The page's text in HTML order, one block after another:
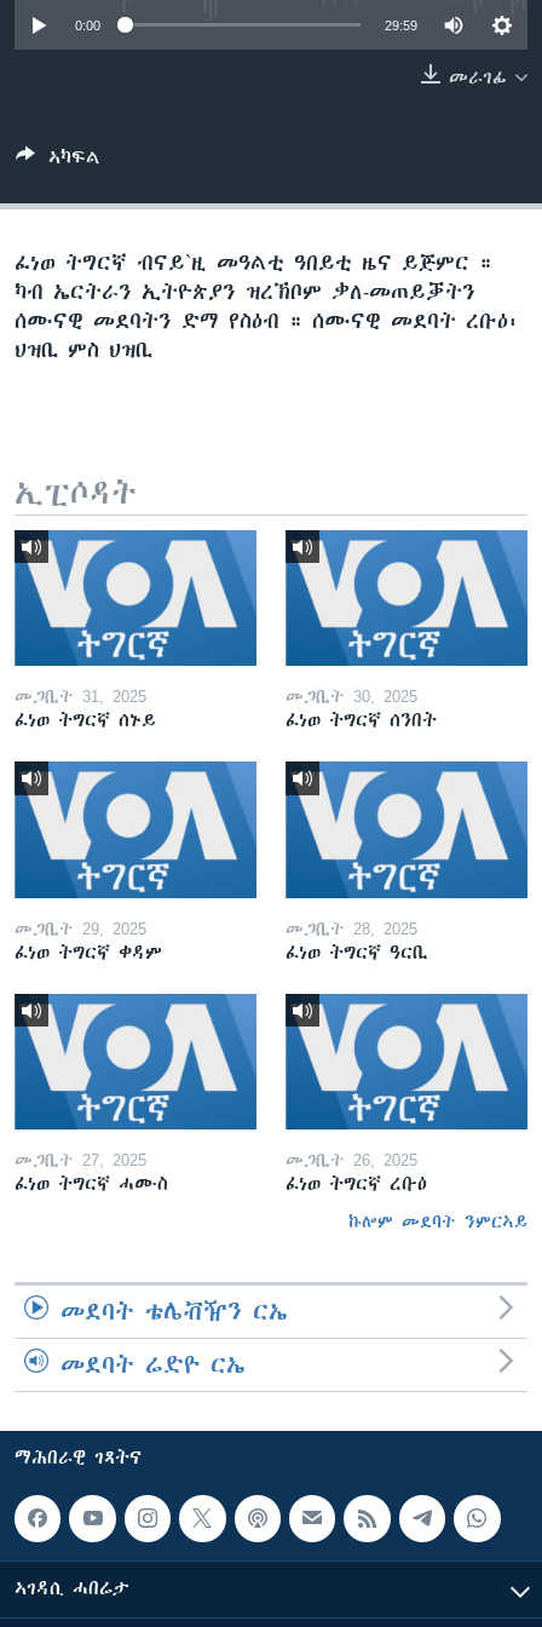
ቂሔ ጽልሚ
ቋንቋታት
0:00 29:59
መራገፊ
ኣካፍል
ፈነወ ትግርኛ ብናይ`ዚ መዓልቲ ዓበይቲ ዜና ይጅምር ።
ካብ ኤርትራን ኢትዮጵያን ዝረኽቦም ቃለ-መጠይቓትን
ሰሙናዊ መደባትን ድማ የስዕብ ። ሰሙናዊ መደባት ረቡዕ፡
ህዝቢ ምስ ህዝቢ
ኢፒሶዳት
መጋቢት 31, 2025
ፈነወ ትግርኛ ሰኑይ
መጋቢት 30, 2025
ፈነወ ትግርኛ ሰንበት
መጋቢት 29, 2025
ፈነወ ትግርኛ ቀዳም
መጋቢት 28, 2025
ፈነወ ትግርኛ ዓርቢ
መጋቢት 27, 2025
ፈነወ ትግርኛ ሓሙስ
መጋቢት 26, 2025
ፈነወ ትግርኛ ረቡዕ
ኩሎም መደባት ንምርኣይ
መደባት ቴሌቭዥን ርኤ
መደባት ሬድዮ ርኤ
ማሕበራዊ ገጻትና
ኣገዳሲ ሓበሬታ